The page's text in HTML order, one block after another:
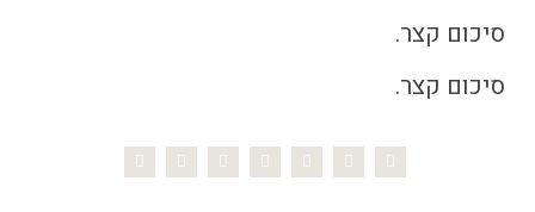
סיכום קצר.
סיכום קצר.